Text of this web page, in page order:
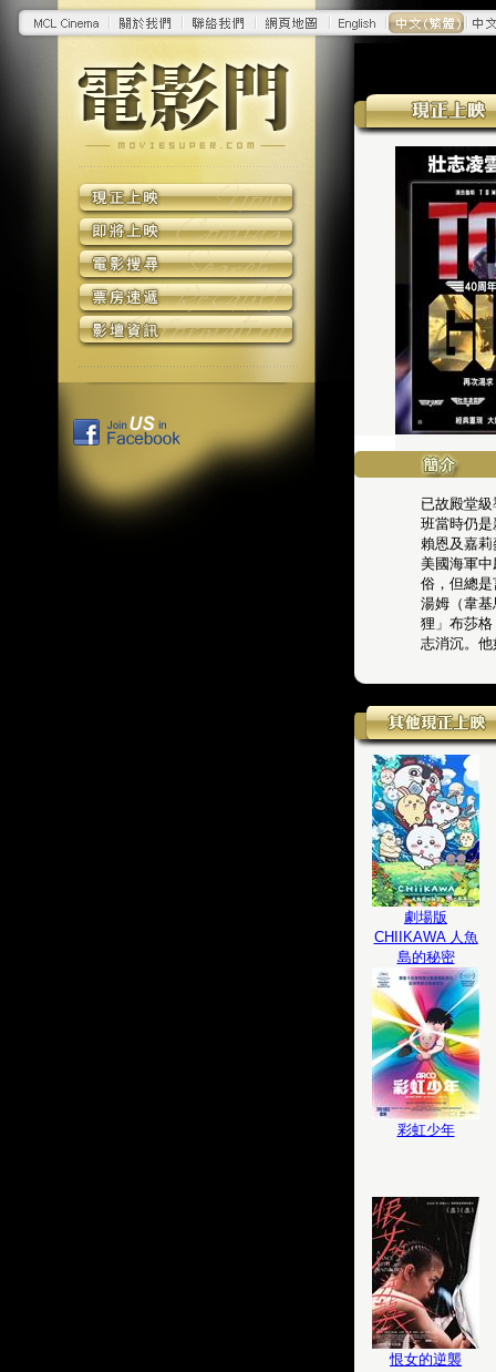
已故殿堂
班當時仍
賴恩及嘉
美國海軍
俗，但總
湯姆（韋
狸」布莎
志消沉。
劇場版
CHIIKAWA 人魚
島的秘密
彩虹少年
恨女的逆襲